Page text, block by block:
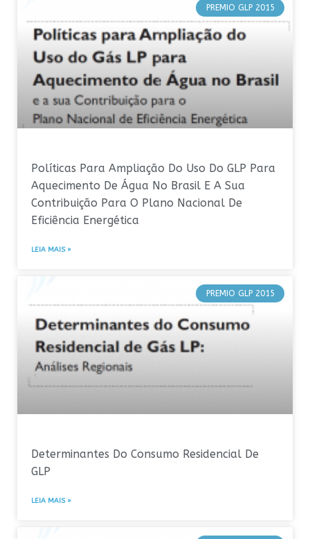
PREMIO GLP 2015
Políticas Para Ampliação Do Uso Do GLP Para
Aquecimento De Água No Brasil E A Sua
Contribuição Para O Plano Nacional De
Eficiência Energética
LEIA MAIS »
PREMIO GLP 2015
Determinantes Do Consumo Residencial De
GLP
LEIA MAIS »